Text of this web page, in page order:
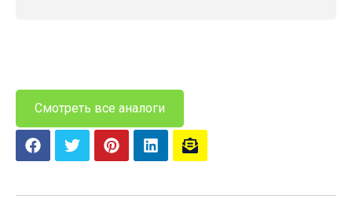
Смотреть все аналоги